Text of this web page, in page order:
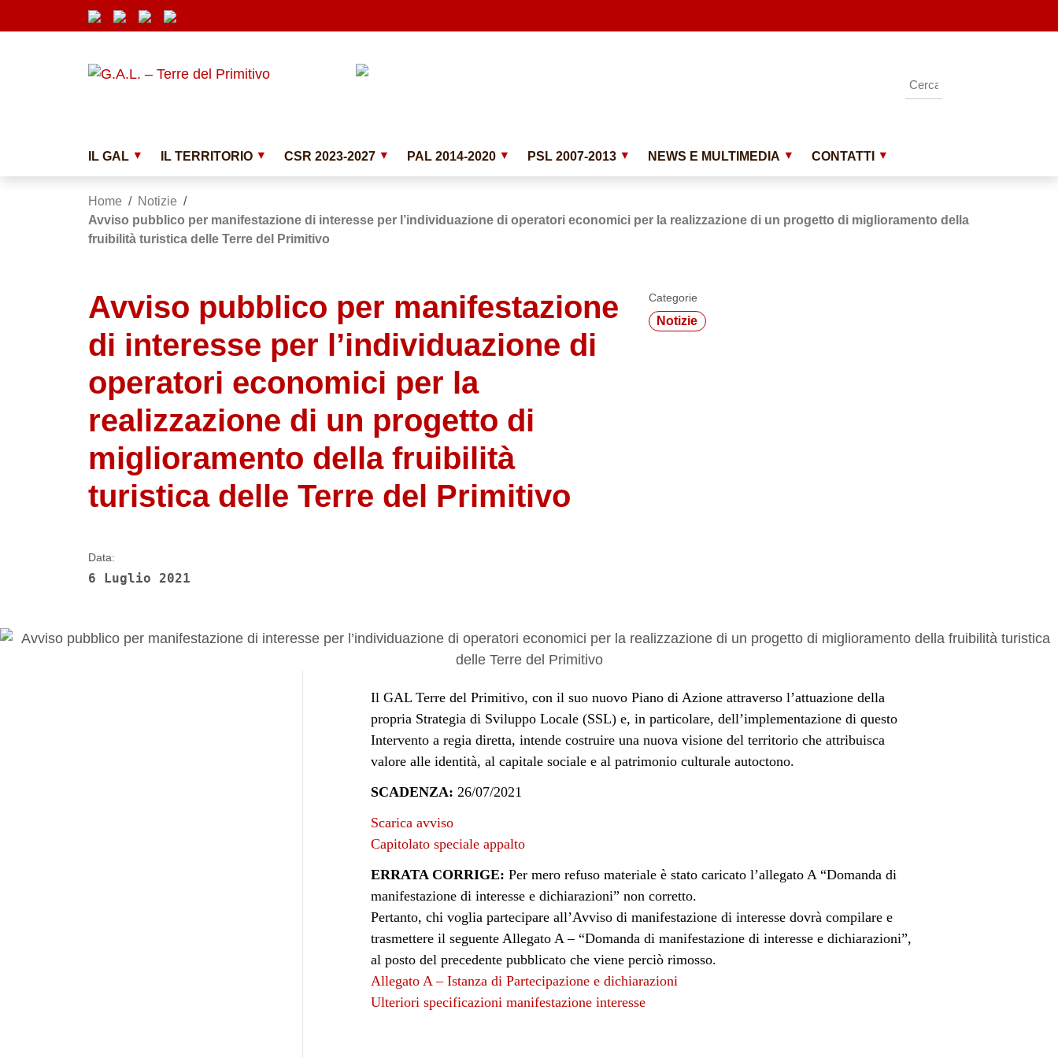
Vai ai contenuti
Vai al menu di navigazione
Submenu
IL GAL IL TERRITORIO CSR 2023-2027 PAL 2014-2020 PSL 2007-2013 NEWS E MULTIMEDIA CONTATTI
Home / Notizie /
Avviso pubblico per manifestazione di interesse per l’individuazione di operatori economici per la realizzazione di un progetto di miglioramento della
fruibilità turistica delle Terre del Primitivo
Avviso pubblico per manifestazione
di interesse per l’individuazione di
operatori economici per la
realizzazione di un progetto di
miglioramento della fruibilità
turistica delle Terre del Primitivo
Categorie
Notizie
Data:
6 Luglio 2021
Il GAL Terre del Primitivo, con il suo nuovo Piano di Azione attraverso l’attuazione della
propria Strategia di Sviluppo Locale (SSL) e, in particolare, dell’implementazione di questo
Intervento a regia diretta, intende costruire una nuova visione del territorio che attribuisca
valore alle identità, al capitale sociale e al patrimonio culturale autoctono.
SCADENZA: 26/07/2021
Scarica avviso
Capitolato speciale appalto
ERRATA CORRIGE: Per mero refuso materiale è stato caricato l’allegato A “Domanda di
manifestazione di interesse e dichiarazioni” non corretto.
Pertanto, chi voglia partecipare all’Avviso di manifestazione di interesse dovrà compilare e
trasmettere il seguente Allegato A – “Domanda di manifestazione di interesse e dichiarazioni”,
al posto del precedente pubblicato che viene perciò rimosso.
Allegato A – Istanza di Partecipazione e dichiarazioni
Ulteriori specificazioni manifestazione interesse